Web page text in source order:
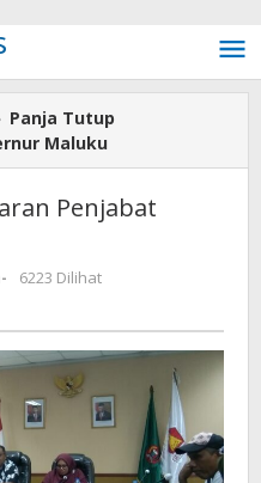
Panja Tutup
Maluku
Penjabat
-
6223 Dilihat